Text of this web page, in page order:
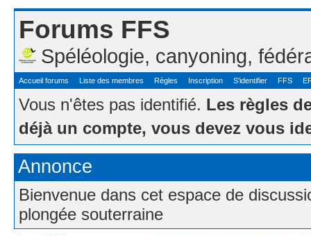
Forums FFS
Spéléologie, canyoning,
Accueil forums Liste des membres Règles Inscription S'identifier FFS
Vous n'êtes pas identifié. Les règles
déjà un compte, vous devez vous
Annonce
Bienvenue dans cet espace de
plongée souterraine